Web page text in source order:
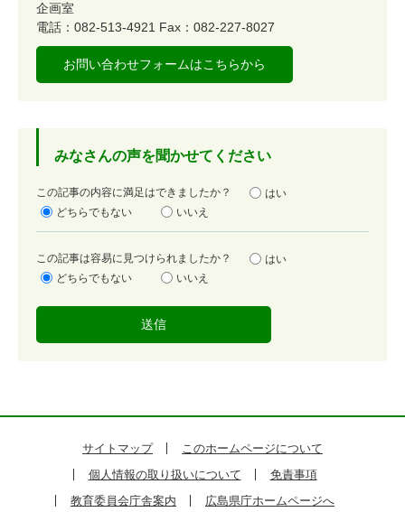
企画室
電話：082-513-4921 Fax：082-227-8027
お問い合わせフォームはこちらから
みなさんの声を聞かせてください
満
足
この記事の内容に満足はできましたか？
はい
どちらでもない
いいえ
容
易
この記事は容易に見つけられましたか？
はい
どちらでもない
いいえ
サイトマップ
このホームページについて
個人情報の取り扱いについて
免責事項
教育委員会庁舎案内
広島県庁ホームページへ